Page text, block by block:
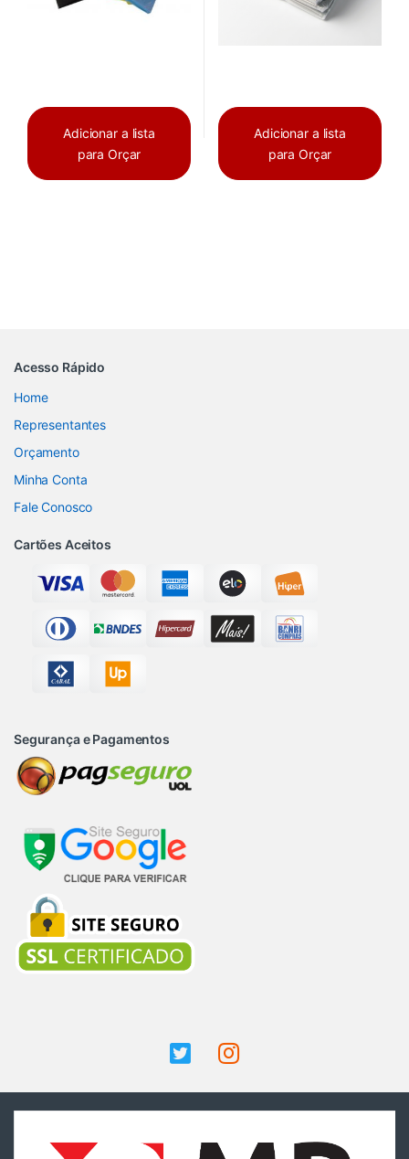
Adicionar a lista
para Orçar
Adicionar a lista
para Orçar
Acesso Rápido
Home
Representantes
Orçamento
Minha Conta
Fale Conosco
Cartões Aceitos
Segurança e Pagamentos